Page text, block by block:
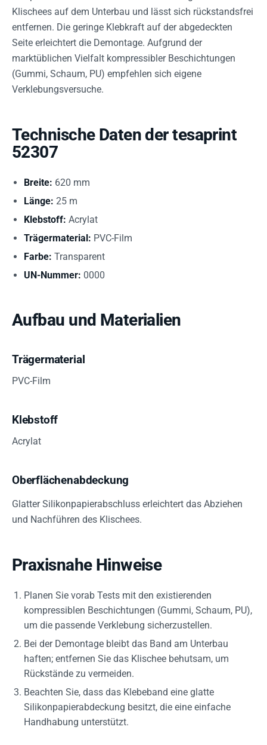
Klischees auf dem Unterbau und lässt sich rückstandsfrei
entfernen. Die geringe Klebkraft auf der abgedeckten
Seite erleichtert die Demontage. Aufgrund der
marktüblichen Vielfalt kompressibler Beschichtungen
(Gummi, Schaum, PU) empfehlen sich eigene
Verklebungsversuche.
Technische Daten der tesaprint
52307
Breite: 620 mm
Länge: 25 m
Klebstoff: Acrylat
Trägermaterial: PVC-Film
Farbe: Transparent
UN-Nummer: 0000
Aufbau und Materialien
Trägermaterial
PVC-Film
Klebstoff
Acrylat
Oberflächenabdeckung
Glatter Silikonpapierabschluss erleichtert das Abziehen
und Nachführen des Klischees.
Praxisnahe Hinweise
Planen Sie vorab Tests mit den existierenden
kompressiblen Beschichtungen (Gummi, Schaum, PU),
um die passende Verklebung sicherzustellen.
Bei der Demontage bleibt das Band am Unterbau
haften; entfernen Sie das Klischee behutsam, um
Rückstände zu vermeiden.
Beachten Sie, dass das Klebeband eine glatte
Silikonpapierabdeckung besitzt, die eine einfache
Handhabung unterstützt.